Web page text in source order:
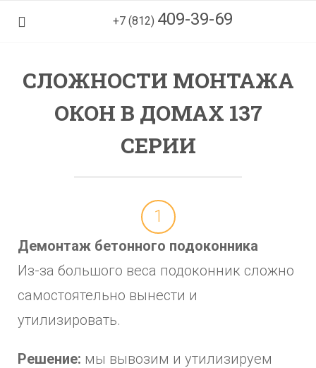
+7 (812) 409-39-69
СЛОЖНОСТИ МОНТАЖА
ОКОН В ДОМАХ 137
СЕРИИ
1
Демонтаж бетонного подоконника
Из-за большого веса подоконник сложно
самостоятельно вынести и
утилизировать.
Решение: мы вывозим и утилизируем